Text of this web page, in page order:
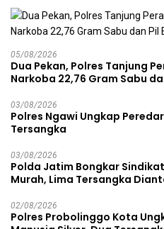
05/08/2026
Dua Pekan, Polres Tanjung
Narkoba 22,76 Gram Sabu
03/08/2026
Polres Ngawi Ungkap
Tersangka
03/08/2026
Polda Jatim Bongkar
Murah, Lima Tersangka
02/08/2026
Polres Probolinggo Kota